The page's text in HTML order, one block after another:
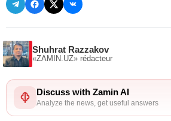
Shuhrat Razzakov
«ZAMIN.UZ» rédacteur
Discuss with Zamin AI
Analyze the news, get useful answers